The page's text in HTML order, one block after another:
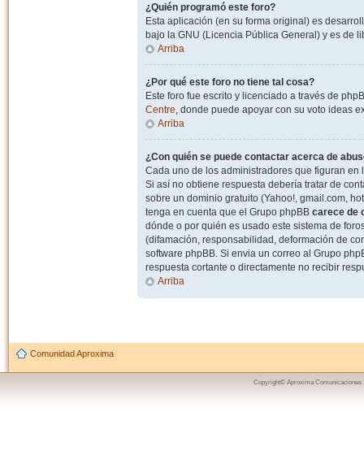
¿Quién programó este foro?
Esta aplicación (en su forma original) es
bajo la GNU (Licencia Pública General) y es de
Arriba
¿Por qué este foro no tiene tal cosa?
Este foro fue escrito y licenciado a través de
Centre, donde puede apoyar con su voto ideas
Arriba
¿Con quién se puede contactar acerca de
Cada uno de los administradores que figuran
Si así no obtiene respuesta debería tratar de
sobre un dominio gratuito (Yahoo!, gmail.com,
tenga en cuenta que el Grupo phpBB carece de
dónde o por quién es usado este sistema de
(difamación, responsabilidad, deformación de
software phpBB. Si envia un correo al Grupo
respuesta cortante o directamente no recibir
Arriba
Comunidad Aproxima
Copyright© Aproxima Comunicaciones